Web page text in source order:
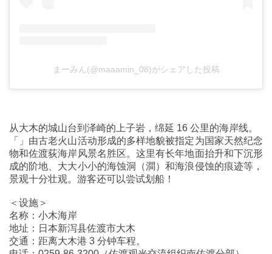
まーみん(@maaamin_08)がシェアした投稿
从大木的城山台到泽崎的上子岩，绵延 16 公里的海岸线。
「」由古老火山活动形成的多样地貌被指定为国家天然纪念
物和佐渡荻海岸风景名胜区。这里有长年地面抬升和下沉形
成的阶地、大大小小的海蚀洞（澗）和海浪侵蚀的痕迹等，
景观十分壮观。游客还可以尝试划船！
＜设施＞
名称：小木海岸
地址：日本新泻县佐渡市大木
交通：距离大木港 3 分钟车程。